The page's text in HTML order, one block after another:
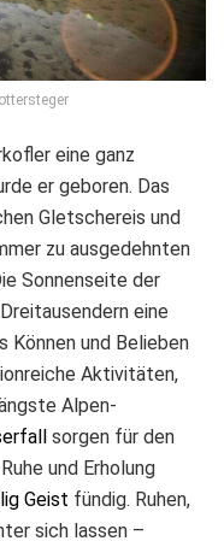
eine ganz
er geboren. Das
Gletschereis und
zu ausgedehnten
Sonnenseite der
eine
Können und Belieben
Aktivitäten,
Alpen-
sorgen für den
und Erholung
Geist fündig. Ruhen,
sich lassen –